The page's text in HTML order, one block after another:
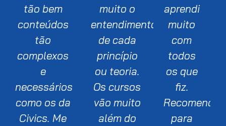
tão bem
conteúdos
tão
complexos
e
necessários
como os da
Civics. Me
muito o
entendimento
de cada
princípio
ou teoria.
Os cursos
vão muito
além do
aprendi
muito
com
todos
os que
fiz.
Recomendo
para